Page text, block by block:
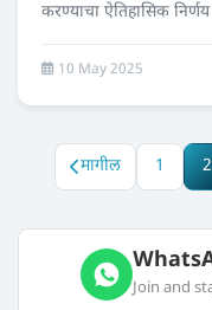
करण्याचा ऐतिहासिक
10 May 2025
मागील 1 2
Join and